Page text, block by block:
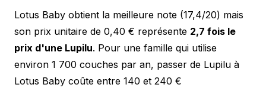
Lotus Baby obtient la meilleure note (17,4/20) mais
son prix unitaire de 0,40 € représente 2,7 fois le
prix d'une Lupilu. Pour une famille qui utilise
environ 1 700 couches par an, passer de Lupilu à
Lotus Baby coûte entre 140 et 240 €